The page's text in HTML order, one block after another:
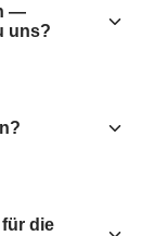
—
uns?
die